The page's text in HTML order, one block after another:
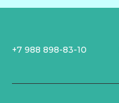
+7 988 898-83-10